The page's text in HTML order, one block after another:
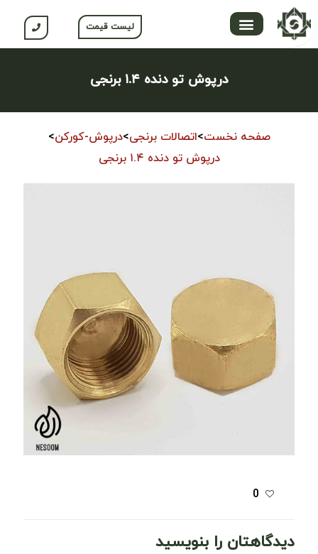
لیست قیمت
درپوش تو دنده ۱.۴ برنجی
صفحه نخست>اتصالات برنجی>درپوش-کورکن>
درپوش تو دنده ۱.۴ برنجی
0
دیدگاهتان را بنویسید